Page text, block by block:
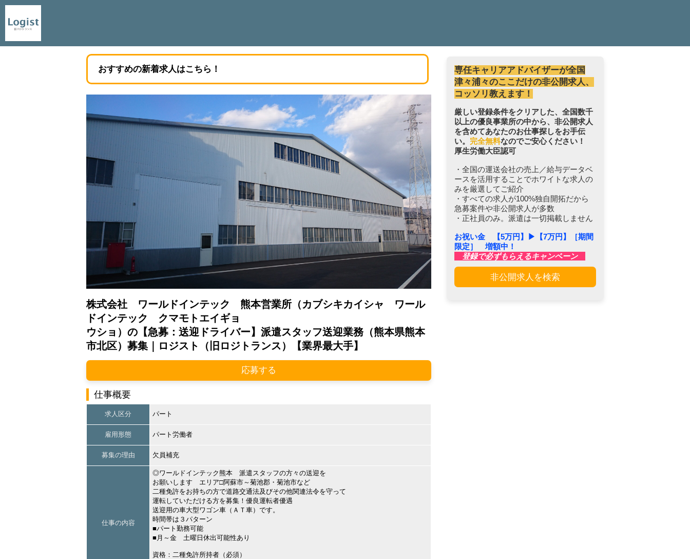
おすすめの新着求人はこちら！
株式会社 ワールドインテック 熊本営業所（カブシキカイシャ ワール
ドインテック クマモトエイギョ
ウショ）の【急募：送迎ドライバー】派遣スタッフ送迎業務（熊本県熊本
市北区）募集｜ロジスト（旧ロジトランス）【業界最大手】
応募する
仕事概要
求人区分 パート
雇用形態 パート労働者
募集の理由 欠員補充
仕事の内容
◎ワールドインテック熊本 派遣スタッフの方々の送迎を
お願いします エリア□阿蘇市～菊池郡・菊池市など
二種免許をお持ちの方で道路交通法及びその他関連法令を守って
運転していただける方を募集！優良運転者優遇
送迎用の車大型ワゴン車（ＡＴ車）です。
時間帯は３パターン
■パート勤務可能
■月～金 土曜日休出可能性あり
資格：二種免許所持者（必須）
専任キャリアアドバイザーが全国
津々浦々のここだけの非公開求人、
コッソリ教えます！
厳しい登録条件をクリアした、全国数千
以上の優良事業所の中から、非公開求人
を含めてあなたのお仕事探しをお手伝
い。 完全無料なのでご安心ください！
厚生労働大臣認可
・全国の運送会社の売上／給与データベ
ースを活用することでホワイトな求人の
みを厳選してご紹介
・すべての求人が100%独自開拓だから
急募案件や非公開求人が多数
・正社員のみ。派遣は一切掲載しません
お祝い金 【5万円】▶︎【7万円】［期間
限定］ 増額中！
登録で必ずもらえるキャンペーン
非公開求人を検索